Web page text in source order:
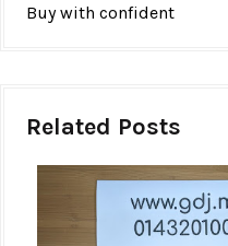
Buy with confident
Related Posts